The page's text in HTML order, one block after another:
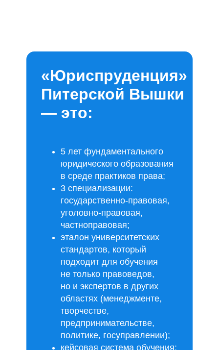
«Юриспруденция»
Питерской Вышки
— это:
5 лет фундаментального
юридического образования
в среде практиков права;
3 специализации:
государственно-правовая,
уголовно-правовая,
частноправовая;
эталон университетских
стандартов, который
подходит для обучения
не только правоведов,
но и экспертов в других
областях (менеджменте,
творчестве,
предпринимательстве,
политике, госуправлении);
кейсовая система обучения: